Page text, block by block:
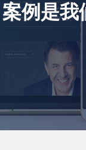
案例是我